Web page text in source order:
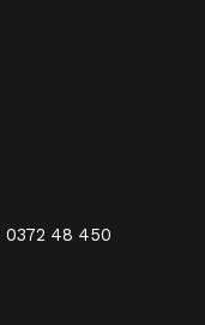
0372 48 450